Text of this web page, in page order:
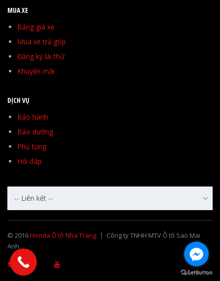
MUA XE
Bảng giá xe
Mua xe trả góp
Đăng ký lái thử
Khuyến mãi
DỊCH VỤ
Bảo hành
Bảo dưỡng
Phụ tùng
Hỏi đáp
-- Liên kết --
© 2016Honda Ô tô Nha Trang
Công ty TNHH MTV Ô tô Sao Mai
Anh.